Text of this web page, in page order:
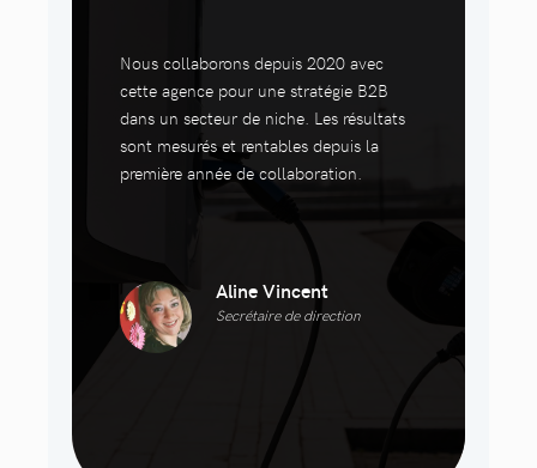
Nous collaborons depuis 2020 avec
cette agence pour une stratégie B2B
dans un secteur de niche. Les résultats
sont mesurés et rentables depuis la
première année de collaboration.
Aline Vincent
Secrétaire de direction